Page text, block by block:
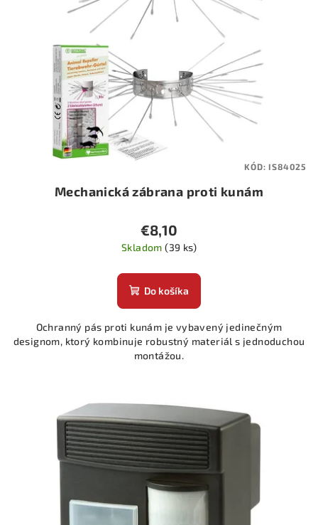
Mechanická zábrana proti kunám
€8,10
Skladom(39 ks)
Do košíka
Ochranný pás proti kunám je vybavený jedinečným
designom, ktorý kombinuje robustný materiál s jednoduchou
montážou.
KÓD: IS84025